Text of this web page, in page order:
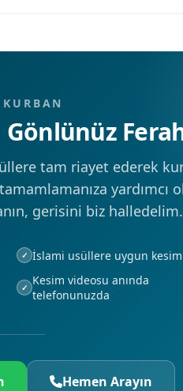
tam riayet ederek
yardımcı
gerisini biz halledelim.
✓ İslami usüllere uygun kesim
✓ Kesim videosu anında
telefonunuzda
Hemen Arayın